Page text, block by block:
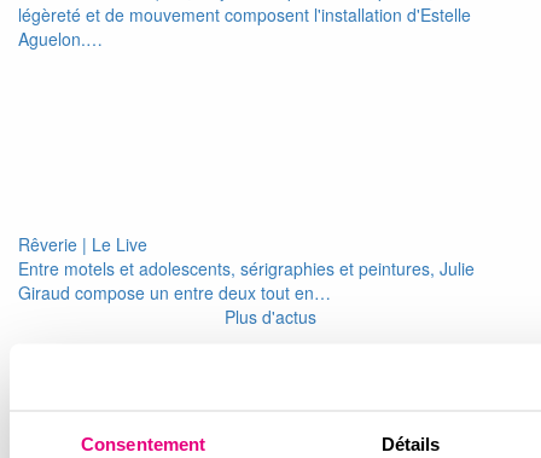
Consentement Détails
légèreté et de mouvement composent l'installation d'Estelle
Aguelon.…
Rêverie | Le Live
Entre motels et adolescents, sérigraphies et peintures, Julie
Giraud compose un entre deux tout en…
Plus d'actus
vivre dans votre logement